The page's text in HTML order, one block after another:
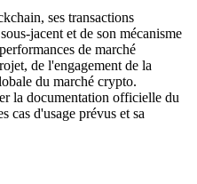
ses transactions
jacent et de son mécanisme
de marché
de l'engagement de la
du marché crypto.
la documentation officielle du
cas d'usage prévus et sa